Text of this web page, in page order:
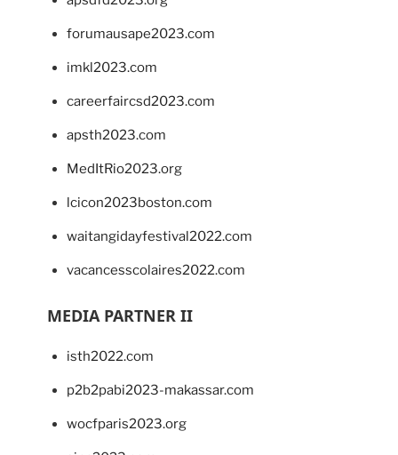
forumausape2023.com
imkl2023.com
careerfaircsd2023.com
apsth2023.com
MedItRio2023.org
lcicon2023boston.com
waitangidayfestival2022.com
vacancesscolaires2022.com
MEDIA PARTNER II
isth2022.com
p2b2pabi2023-makassar.com
wocfparis2023.org